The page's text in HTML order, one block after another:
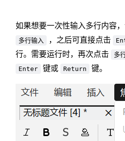
如果想要一次性输入多行内容
多行输入 ，之后可直接点击
行。需要运行时，再次点击
多
Enter 键或 Return 键。